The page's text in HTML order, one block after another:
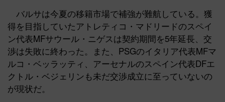
バルサは今夏の移籍市場で補強が難航している。獲
得を目指していたアトレティコ・マドリードのスペイ
ン代表MFサウール・ニゲスは契約期間を5年延長、交
渉は失敗に終わった。また、PSGのイタリア代表MFマ
ルコ・ベッラッティ、アーセナルのスペイン代表DFエ
クトル・ベジェリンも未だ交渉成立に至っていないの
が現状だ。